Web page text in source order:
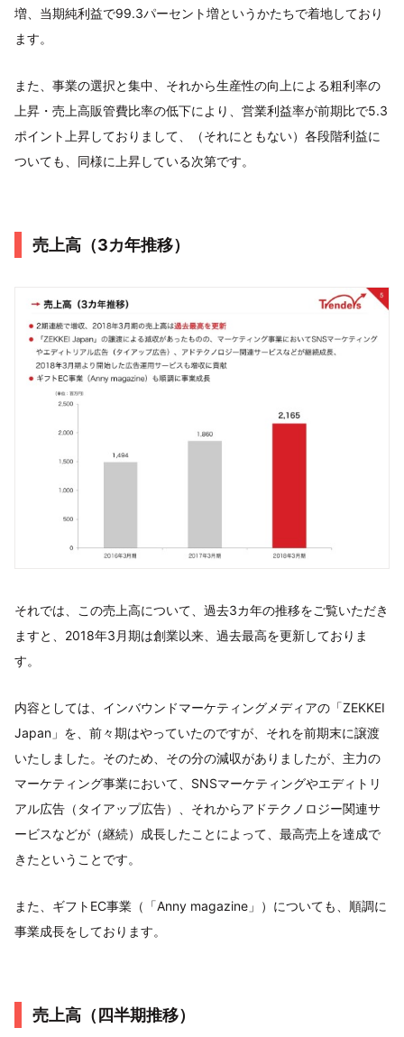
増、当期純利益で99.3パーセント増というかたちで着地しており
ます。
また、事業の選択と集中、それから生産性の向上による粗利率の
上昇・売上高販管費比率の低下により、営業利益率が前期比で5.3
ポイント上昇しておりまして、（それにともない）各段階利益に
ついても、同様に上昇している次第です。
売上高（3カ年推移）
それでは、この売上高について、過去3カ年の推移をご覧いただき
ますと、2018年3月期は創業以来、過去最高を更新しておりま
す。
内容としては、インバウンドマーケティングメディアの「ZEKKEI
Japan」を、前々期はやっていたのですが、それを前期末に譲渡
いたしました。そのため、その分の減収がありましたが、主力の
マーケティング事業において、SNSマーケティングやエディトリ
アル広告（タイアップ広告）、それからアドテクノロジー関連サ
ービスなどが（継続）成長したことによって、最高売上を達成で
きたということです。
また、ギフトEC事業（「Anny magazine」）についても、順調に
事業成長をしております。
売上高（四半期推移）